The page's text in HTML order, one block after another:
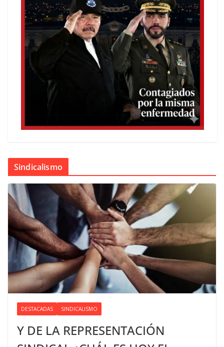
Sindicalismo
DESTACADAS SINDICALISMO
Y DE LA REPRESENTACIÓN